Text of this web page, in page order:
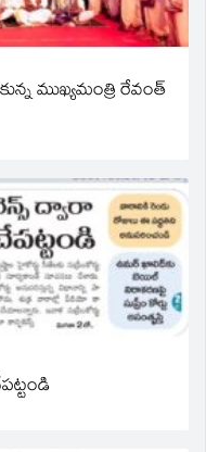
ముఖ్యమంత్రి రేవంత్